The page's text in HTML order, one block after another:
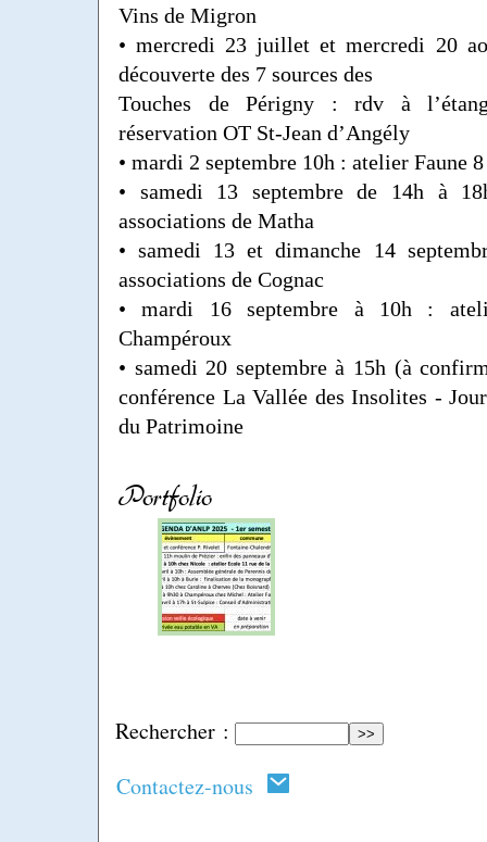
Rechercher :
Contactez-nous
Vins de Migron
• mercredi 23 juillet et mercredi 20
découverte des 7 sources des
Touches de Périgny : rdv à
réservation OT St-Jean d’Angély
• mardi 2 septembre 10h : atelier Faune
• samedi 13 septembre de 14h à
associations de Matha
• samedi 13 et dimanche 14
associations de Cognac
• mardi 16 septembre à 10h :
Champéroux
• samedi 20 septembre à 15h (à
conférence La Vallée des Insolites -
du Patrimoine
Portfolio